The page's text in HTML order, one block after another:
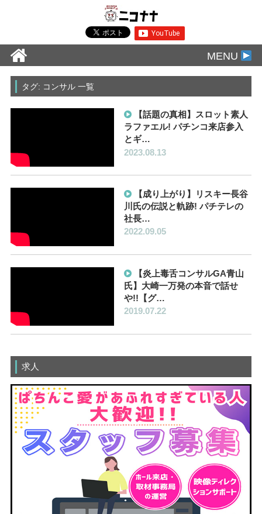
MENU
タグ: コンサル 一覧
【話題の真相】スロット素人
ラファエル! パチンコ来店参入
とギ…
2023.08.13
【成り上がり】リスキー長谷
川氏の伝説と軌跡! パチテレの
社長…
2022.09.05
【炎上毒舌コンサルGA青山
氏】大崎一万発の本音で話せ
や!!【グ…
2019.07.22
求人